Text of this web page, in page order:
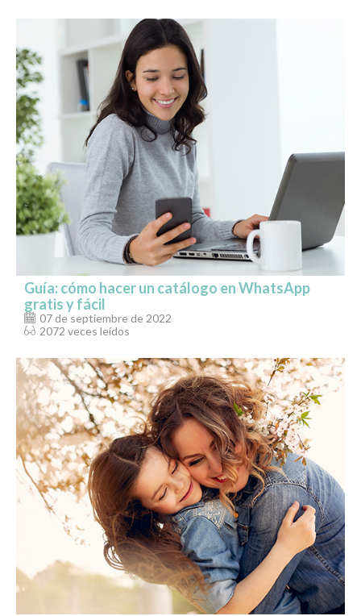
Guía: cómo hacer un catálogo en WhatsApp
gratis y fácil
07 de septiembre de 2022
2072 veces leídos